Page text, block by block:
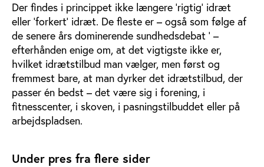
Der findes i princippet ikke længere ’rigtig’ idræt
eller ’forkert’ idræt. De fleste er – også som følge af
de senere års dominerende sundhedsdebat ’ –
efterhånden enige om, at det vigtigste ikke er,
hvilket idrætstilbud man vælger, men først og
fremmest bare, at man dyrker det idrætstilbud, der
passer én bedst – det være sig i forening, i
fitnesscenter, i skoven, i pasningstilbuddet eller på
arbejdspladsen.
Under pres fra flere sider